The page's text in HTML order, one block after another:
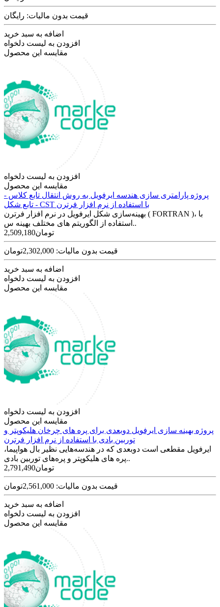
قیمت بدون مالیات: رایگان
اضافه به سبد خرید
افزودن به لیست دلخواه
مقایسه این محصول
افزودن به لیست دلخواه
مقایسه این محصول
پروژه پارامتری سازی هندسه ایرفویل به روش انتقال تابع کلاس -
تابع شکل - CST با استفاده از نرم افزار فرترن
بهینه‌سازی شکل ایرفویل در نرم افزار فرترن ( FORTRAN )، با
استفاده از الگوریتم های مختلف بهینه س..
2,509,180تومان
قیمت بدون مالیات: 2,302,000تومان
اضافه به سبد خرید
افزودن به لیست دلخواه
مقایسه این محصول
افزودن به لیست دلخواه
مقایسه این محصول
پروژه بهینه سازی ایرفویل دوبعدی برای پره های چرخان هلیکوپتر و
توربین بادی با استفاده از نرم افزار فرترن
ایرفویل مقطعی است دو‌بعدی که در هندسه‌هایی نظیر بال هواپیما،
پره های هلیکوپتر و پره‌های توربین‌ بادی..
2,791,490تومان
قیمت بدون مالیات: 2,561,000تومان
اضافه به سبد خرید
افزودن به لیست دلخواه
مقایسه این محصول